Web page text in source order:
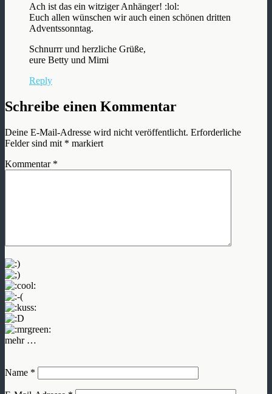
Ach ist das ein witziger Anhänger! :lol:
Euch allen wünschen wir auch einen schönen dritten
Adventssonntag.
Schnurrr und herzliche Grüße,
eure Betty und Mimi
Reply
Schreibe einen Kommentar
Deine E-Mail-Adresse wird nicht veröffentlicht. Erforderliche
Felder sind mit * markiert
Kommentar *
mehr …
Name *